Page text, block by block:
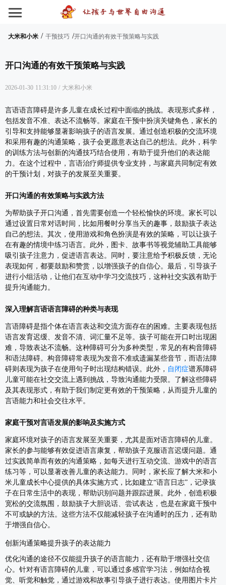
大米和小米 / 干预技巧 /开口沟通的有效干预策略与实践
开口沟通的有效干预策略与实践
2026-01-30 11:31:10 / 大米和小米
言语语言障碍是许多儿童在成长过程中面临的挑战。表现形式多样，
包括发音不准、表达不流畅等。家庭在干预中扮演关键角色，家长的
引导和支持能够显著影响孩子的语言发展。通过创造积极的交流环境
和采用有趣的沟通策略，孩子会更愿意表达自己的想法。此外，科学
的训练方法与创新的沟通技巧结合使用，有助于提升他们的表达能
力。在这个过程中，言语治疗师提供专业支持，与家庭共同制定有效
的干预计划，对孩子的发展至关重要。
开口沟通的有效策略与实践方法
为帮助孩子开口沟通，首先需要创造一个轻松愉快的环境。家长可以
通过设置日常对话时间，比如用餐时分享当天的趣事，鼓励孩子表达
自己的想法。其次，使用游戏和角色扮演是有效的策略，可以让孩子
在有趣的情境中练习语言。此外，图卡、故事书等视觉辅助工具能够
吸引孩子注意力，促进语言表达。同时，要注意给予积极反馈，无论
表现如何，都要鼓励和赞赏，以增强孩子的自信心。最后，引导孩子
进行小组活动，让他们在互动中学习交流技巧，这种社交实践有助于
提升沟通能力。
深入理解言语语言障碍的种类与表现
言语障碍是指个体在语言表达和交流方面存在的困难。主要表现包括
语言发育迟缓、发音不清、词汇量不足等。孩子可能在开口时出现困
难，导致表达不流畅。这种障碍可分为多种类型，常见的有构音障碍
和语法障碍。构音障碍常表现为发音不准或遗漏某些音节，而语法障
碍则表现为孩子在使用句子时出现结构错误。此外， 自闭症谱系障碍
儿童可能在社交交流上遇到挑战，导致沟通能力受限。了解这些障碍
及其表现形式，有助于我们制定更有效的干预策略，从而提升儿童的
言语能力和社会交往水平。
家庭干预对言语发展的影响及实施方式
家庭环境对孩子的语言发展至关重要，尤其是面对语言障碍的儿童。
家长的参与能够有效促进语言康复，帮助孩子克服语言迟缓问题。通
过实践简单而有效的沟通策略，如每天进行互动交流、游戏中的语言
练习等，可以显著改善儿童的表达能力。同时，家长应了解大米和小
米儿童成长中心提供的具体实施方式，比如建立“语言日志”，记录孩
子在日常生活中的表现，帮助识别问题并跟踪进展。此外，创造积极
宽松的交流氛围，鼓励孩子大胆说话、尝试表达，也是在家庭干预中
不可或缺的方法。这些方法不仅能减轻孩子在沟通时的压力，还有助
于增强自信心。
创新沟通策略提升孩子的表达能力
优化沟通的途径不仅能提升孩子的语言能力，还有助于增强社交信
心。针对有语言障碍的儿童，可以通过多感官学习法，例如结合视
觉、听觉和触觉，通过游戏和故事引导孩子进行表达。使用图片卡片